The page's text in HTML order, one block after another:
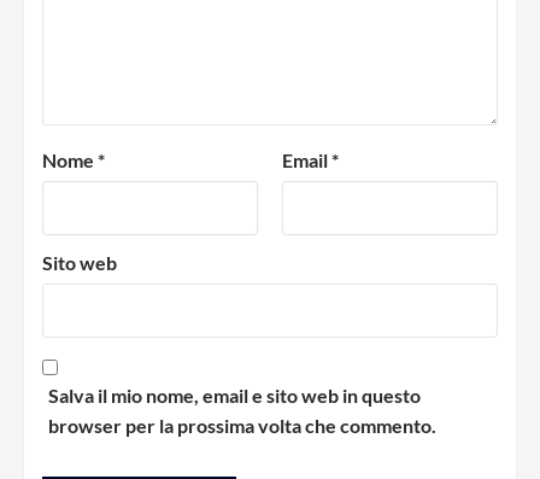
Nome * Email*
Sito web
Salva il mio nome, email e sito web in questo
browser per la prossima volta che commento.